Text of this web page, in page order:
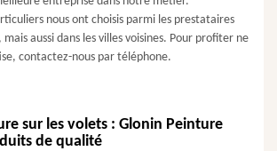
nous ont choisis parmi les prestataires
aussi dans les villes voisines. Pour profiter ne
contactez-nous par téléphone.
sur les volets : Glonin Peinture
de qualité